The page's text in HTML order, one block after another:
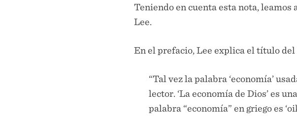
Teniendo en cuenta esta nota, leamos
Lee.
En el prefacio, Lee explica el título
“Tal vez la palabra ‘economía’
lector. ‘La economía de Dios’ es
palabra “economía” en griego es